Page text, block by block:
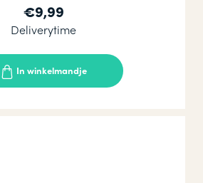
€9,99
Deliverytime
In winkelmandje